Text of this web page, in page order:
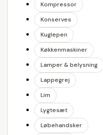
Kompressor
Konserves
Kuglepen
Køkkenmaskiner
Lamper & belysning
Lappegrej
Lim
Lygtesæt
Løbehandsker